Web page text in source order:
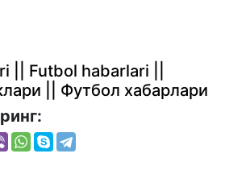
|| Futbol habarlari ||
|| Футбол хабарлари